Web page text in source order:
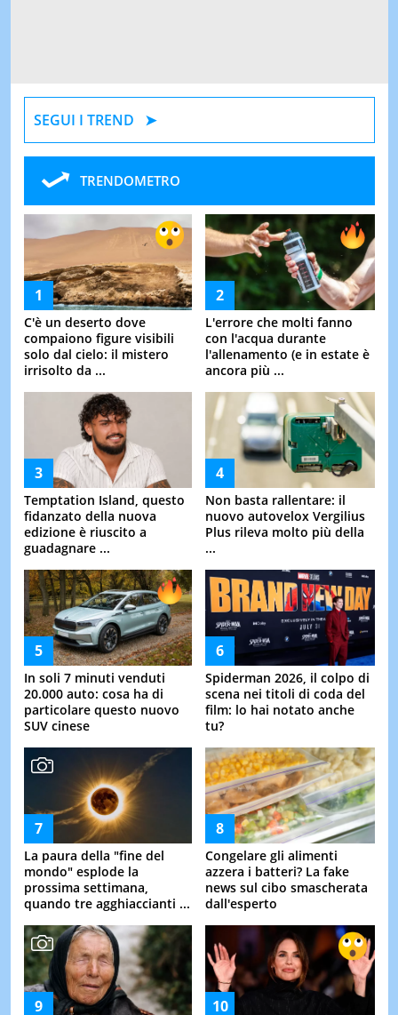
SEGUI I TREND
TRENDOMETRO
C'è un deserto dove
compaiono figure visibili
solo dal cielo: il mistero
irrisolto da ...
L'errore che molti fanno
con l'acqua durante
l'allenamento (e in estate è
ancora più ...
Temptation Island, questo
fidanzato della nuova
edizione è riuscito a
guadagnare ...
Non basta rallentare: il
nuovo autovelox Vergilius
Plus rileva molto più della
...
In soli 7 minuti venduti
20.000 auto: cosa ha di
particolare questo nuovo
SUV cinese
Spiderman 2026, il colpo di
scena nei titoli di coda del
film: lo hai notato anche
tu?
La paura della "fine del
mondo" esplode la
prossima settimana,
quando tre agghiaccianti ...
Congelare gli alimenti
azzera i batteri? La fake
news sul cibo smascherata
dall'esperto